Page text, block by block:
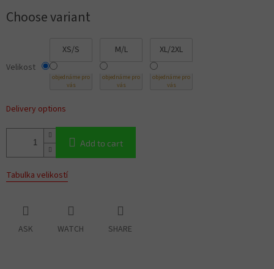
price:
Choose variant
Velikost
XS/S
objednáme pro
vás
M/L
objednáme pro
vás
XL/2XL
objednáme pro
vás
Delivery options
Add to cart
Tabulka velikostí
ASK WATCH SHARE